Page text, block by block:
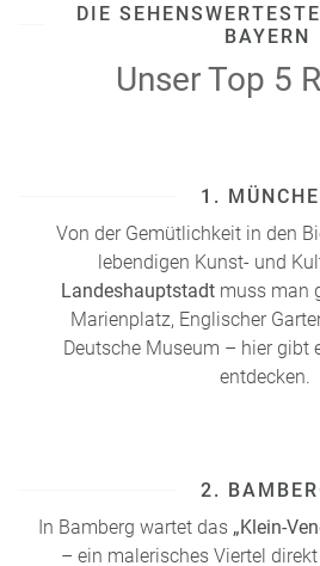
DIE
BAYERN
Unser Top 5
1.
Von der Gemütlichkeit in den
lebendigen Kunst- und
Landeshauptstadt muss man
Marienplatz, Englischer
Deutsche Museum – hier gibt
entdecken.
2.
In Bamberg wartet das „Klein-
– ein malerisches Viertel